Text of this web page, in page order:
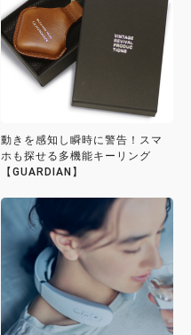
動きを感知し瞬時に警告！スマ
ホも探せる多機能キーリング
【GUARDIAN】